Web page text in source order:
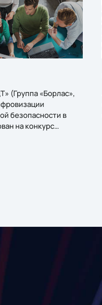
(Группа «Борлас»,
безопасности в
на конкурс